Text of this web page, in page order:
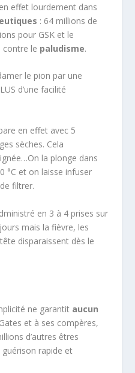
effet lourdement dans
: 64 millions de
pour GSK et le
contre le paludisme.
le pion par une
d’une facilité
en effet avec 5
sèches. Cela
la plonge dans
°C et on laisse infuser
filtrer.
en 3 à 4 prises sur
mais la fièvre, les
disparaissent dès le
ne garantit aucun
et à ses compères,
d’autres êtres
guérison rapide et